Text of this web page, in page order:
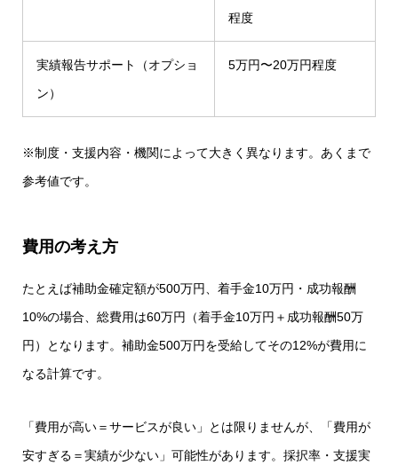
程度
実績報告サポート（オプショ
ン）
5万円〜20万円程度
※制度・支援内容・機関によって大きく異なります。あくまで
参考値です。
費用の考え方
たとえば補助金確定額が500万円、着手金10万円・成功報酬
10%の場合、総費用は60万円（着手金10万円＋成功報酬50万
円）となります。補助金500万円を受給してその12%が費用に
なる計算です。
「費用が高い＝サービスが良い」とは限りませんが、「費用が
安すぎる＝実績が少ない」可能性があります。採択率・支援実